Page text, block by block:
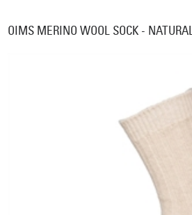
OIMS MERINO WOOL SOCK -